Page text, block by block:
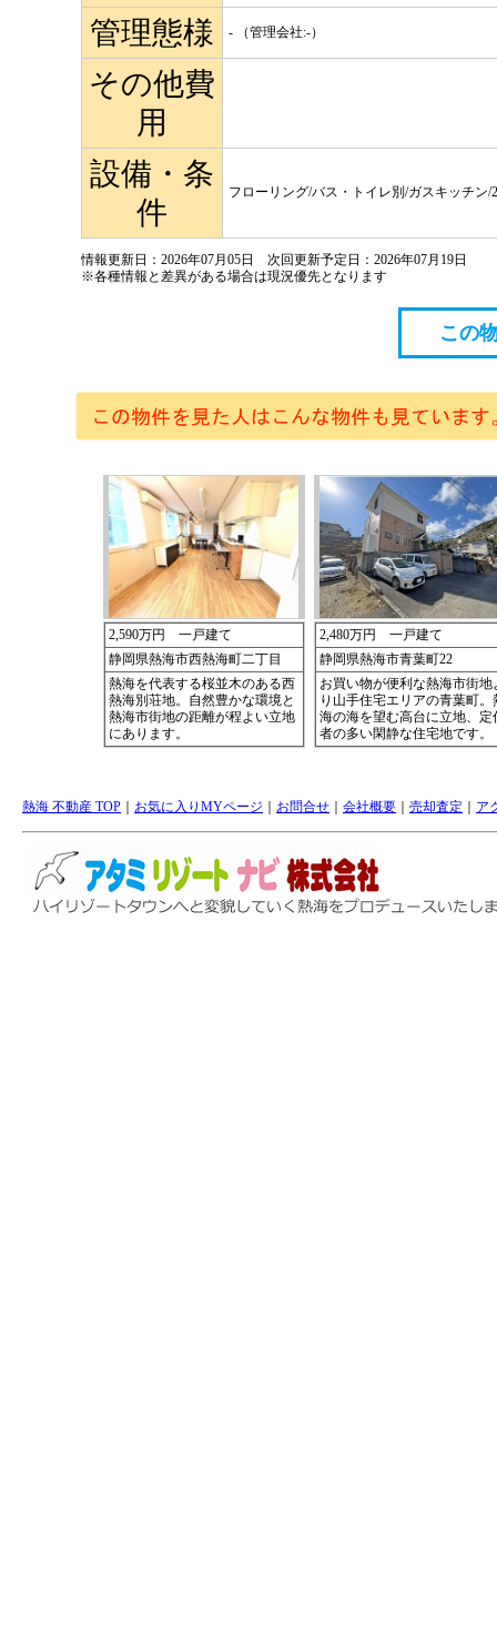
管理態様 - （管理会社:-）
その他費
用
設備・条
件
フローリング/バス・トイレ別/ガスキッチン/
情報更新日：2026年07月05日 次回更新予定日：2026年07月19日
※各種情報と差異がある場合は現況優先となります
熱海 不動産 TOP お気に入りMYページ お問合せ 会社概要 売却査定 ア